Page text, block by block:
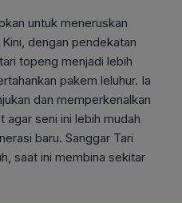
untuk meneruskan
dengan pendekatan
topeng menjadi lebih
pakem leluhur. Ia
dan memperkenalkan
agar seni ini lebih mudah
baru. Sanggar Tari
saat ini membina sekitar